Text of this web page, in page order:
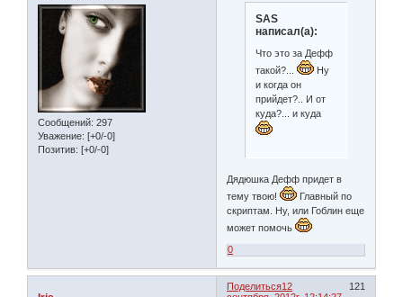
Сообщений: 297
Уважение: [+0/-0]
Позитив: [+0/-0]
SAS
написал(а):
Что это за Дефф
такой?...
Ну
и когда он
прийдет?.. И от
куда?... и куда
Дядюшка Дефф придет в
тему твою!
Главный по
скриптам. Ну, или Гоблин еще
может помочь
0
Поделиться 121
12